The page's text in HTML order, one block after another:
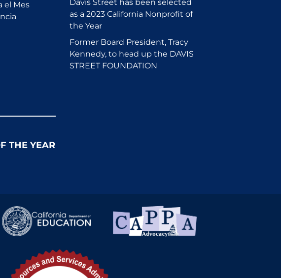
el Mes
Davis Street has been selected
as a 2023 California Nonprofit of
the Year
Former Board President, Tracy
Kennedy, to head up the DAVIS
STREET FOUNDATION
THE YEAR